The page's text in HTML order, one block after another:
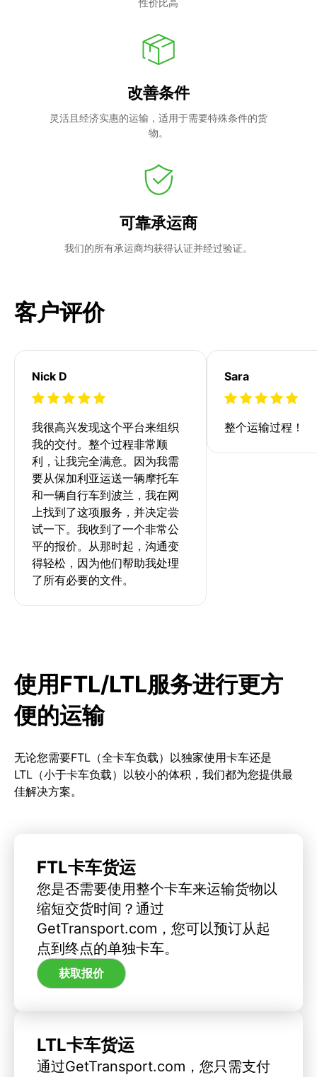
改善条件
灵活且经济实惠的运输，适用于需要特殊条件的货
物。
可靠承运商
我们的所有承运商均获得认证并经过验证。
客户评价
Nick D
我很高兴发现这个平台来组织
我的交付。整个过程非常顺
利，让我完全满意。因为我需
要从保加利亚运送一辆摩托车
和一辆自行车到波兰，我在网
上找到了这项服务，并决定尝
试一下。我收到了一个非常公
平的报价。从那时起，沟通变
得轻松，因为他们帮助我处理
了所有必要的文件。
Sara
整个运输过程！
使用FTL/LTL服务进行更方
便的运输
无论您需要FTL（全卡车负载）以独家使用卡车还是
LTL（小于卡车负载）以较小的体积，我们都为您提供最
佳解决方案。
FTL卡车货运
您是否需要使用整个卡车来运输货物以
缩短交货时间？通过
GetTransport.com，您可以预订从起
点到终点的单独卡车。
获取报价
LTL卡车货运
通过GetTransport.com，您只需支付